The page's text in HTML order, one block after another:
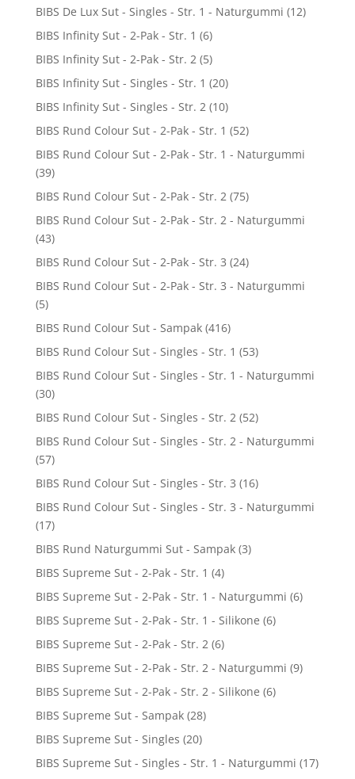
BIBS De Lux Sut - Singles - Str. 1 - Naturgummi (12)
BIBS Infinity Sut - 2-Pak - Str. 1 (6)
BIBS Infinity Sut - 2-Pak - Str. 2 (5)
BIBS Infinity Sut - Singles - Str. 1 (20)
BIBS Infinity Sut - Singles - Str. 2 (10)
BIBS Rund Colour Sut - 2-Pak - Str. 1 (52)
BIBS Rund Colour Sut - 2-Pak - Str. 1 - Naturgummi
(39)
BIBS Rund Colour Sut - 2-Pak - Str. 2 (75)
BIBS Rund Colour Sut - 2-Pak - Str. 2 - Naturgummi
(43)
BIBS Rund Colour Sut - 2-Pak - Str. 3 (24)
BIBS Rund Colour Sut - 2-Pak - Str. 3 - Naturgummi
(5)
BIBS Rund Colour Sut - Sampak (416)
BIBS Rund Colour Sut - Singles - Str. 1 (53)
BIBS Rund Colour Sut - Singles - Str. 1 - Naturgummi
(30)
BIBS Rund Colour Sut - Singles - Str. 2 (52)
BIBS Rund Colour Sut - Singles - Str. 2 - Naturgummi
(57)
BIBS Rund Colour Sut - Singles - Str. 3 (16)
BIBS Rund Colour Sut - Singles - Str. 3 - Naturgummi
(17)
BIBS Rund Naturgummi Sut - Sampak (3)
BIBS Supreme Sut - 2-Pak - Str. 1 (4)
BIBS Supreme Sut - 2-Pak - Str. 1 - Naturgummi (6)
BIBS Supreme Sut - 2-Pak - Str. 1 - Silikone (6)
BIBS Supreme Sut - 2-Pak - Str. 2 (6)
BIBS Supreme Sut - 2-Pak - Str. 2 - Naturgummi (9)
BIBS Supreme Sut - 2-Pak - Str. 2 - Silikone (6)
BIBS Supreme Sut - Sampak (28)
BIBS Supreme Sut - Singles (20)
BIBS Supreme Sut - Singles - Str. 1 - Naturgummi (17)